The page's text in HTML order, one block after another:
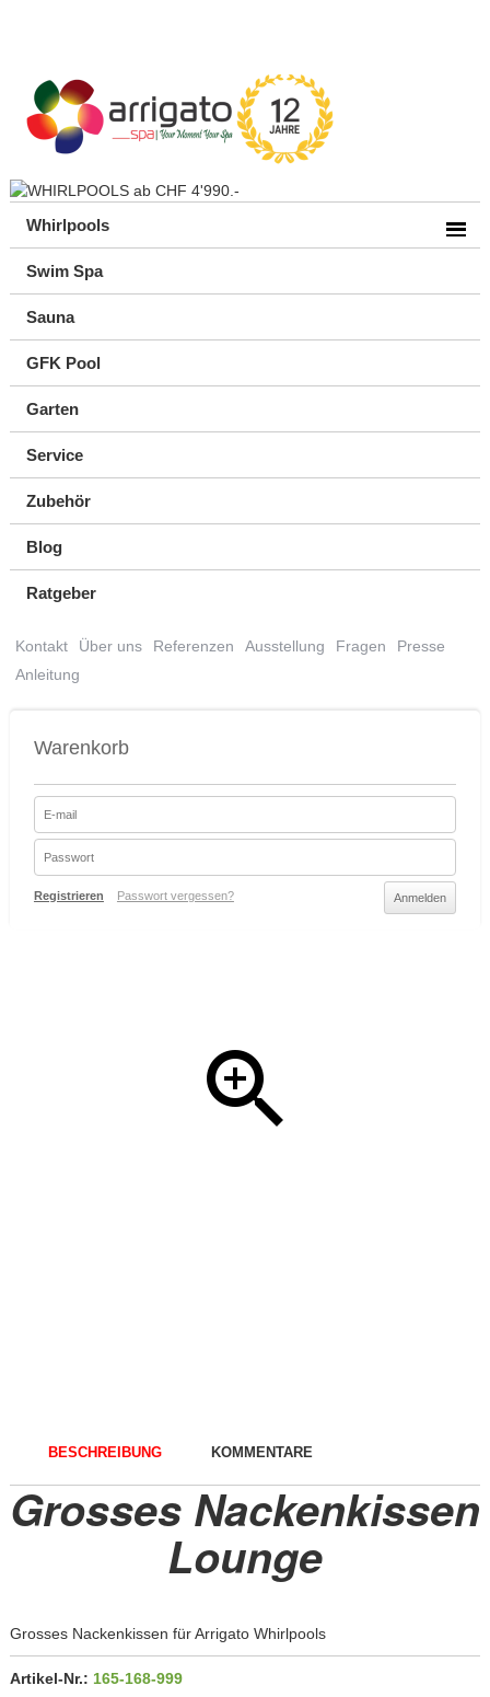
Whirlpools
Swim Spa
Sauna
GFK Pool
Garten
Service
Zubehör
Blog
Ratgeber
Kontakt Über uns Referenzen Ausstellung Fragen
Presse
Anleitung
Warenkorb
Registrieren Passwort vergessen?
BESCHREIBUNG KOMMENTARE
Grosses Nackenkissen
Lounge
Grosses Nackenkissen für Arrigato Whirlpools
Artikel-Nr.: 165-168-999